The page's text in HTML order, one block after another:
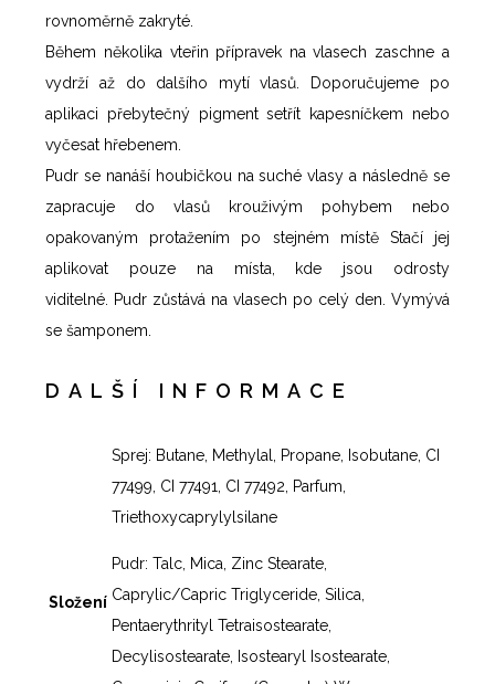
rovnoměrně zakryté.
Během několika vteřin přípravek na vlasech zaschne a
vydrží až do dalšího mytí vlasů. Doporučujeme po
aplikaci přebytečný pigment setřít kapesníčkem nebo
vyčesat hřebenem.
Pudr se nanáší houbičkou na suché vlasy a následně se
zapracuje do vlasů krouživým pohybem nebo
opakovaným protažením po stejném místě Stačí jej
aplikovat pouze na místa, kde jsou odrosty
viditelné. Pudr zůstává na vlasech po celý den. Vymývá
se šamponem.
DALŠÍ INFORMACE
Složení
Sprej: Butane, Methylal, Propane, Isobutane, CI
77499, CI 77491, CI 77492, Parfum,
Triethoxycaprylylsilane
Pudr: Talc, Mica, Zinc Stearate,
Caprylic/Capric Triglyceride, Silica,
Pentaerythrityl Tetraisostearate,
Decylisostearate, Isostearyl Isostearate,